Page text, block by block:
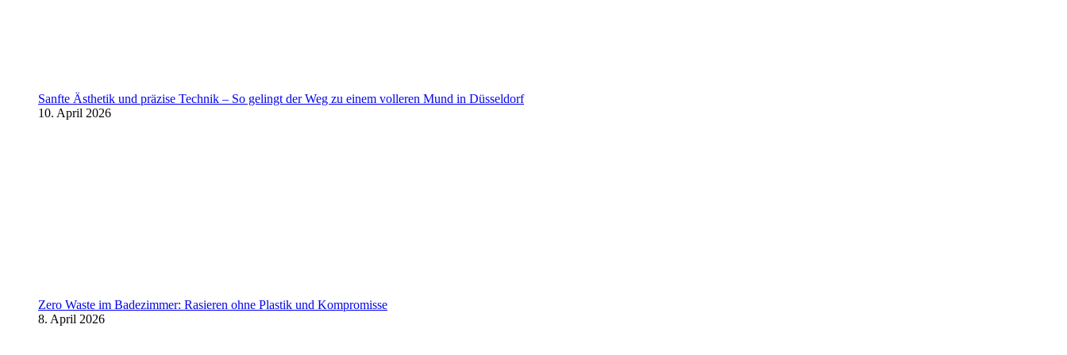
Sanfte Ästhetik und präzise Technik – So gelingt der Weg zu einem volleren Mund in Düsseldorf
10. April 2026
Zero Waste im Badezimmer: Rasieren ohne Plastik und Kompromisse
8. April 2026